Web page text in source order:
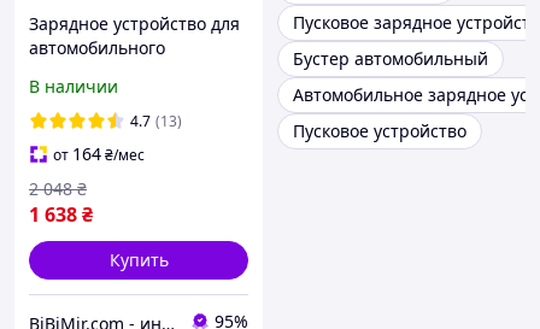
Зарядное устройство для
автомобильного
трансформаторное
Alligator 6/12В 10А 100Ач
(AC807)
В наличии
4.7 (13)
от 164₴/мес
1 638₴
2 048 ₴
Купить
BiBiMir.com - интернет-магазин автоаксессуаров 95%
Пусковое зарядное
Бустер автомобильный
Автомобильное зарядное
Пусковое устройство